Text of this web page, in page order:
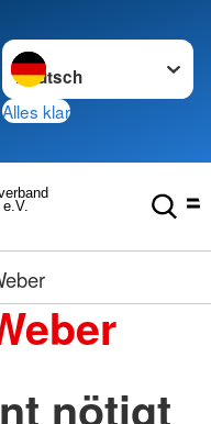
Sprache wechseln zu
Alles klar
e.V.
nötigt